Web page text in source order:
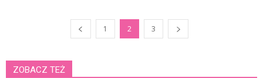
1 2 3
ZOBACZ TEŻ